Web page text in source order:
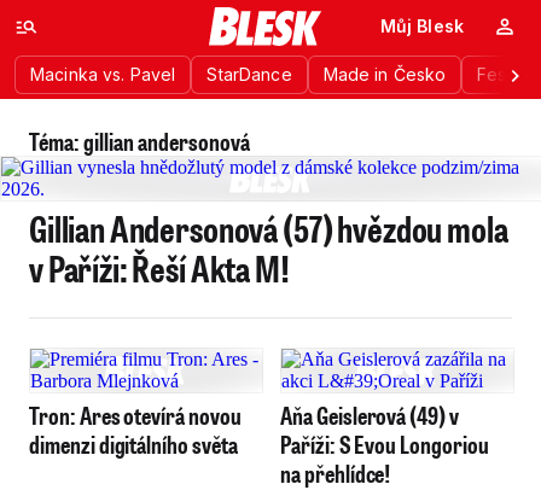
Macinka vs. Pavel StarDance Made in Česko
Můj Blesk
Téma: gillian andersonová
Gillian Andersonová (57) hvězdou mola
v Paříži: Řeší Akta M!
Tron: Ares otevírá novou
dimenzi digitálního světa
Aňa Geislerová (49) v
Paříži: S Evou Longoriou
na přehlídce!